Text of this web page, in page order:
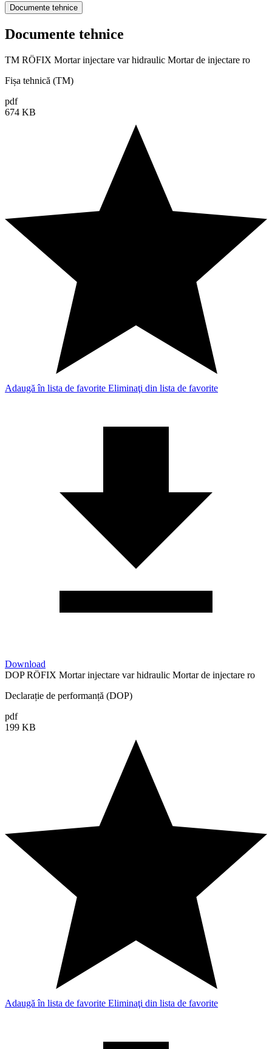
Documente tehnice
Documente tehnice
TM RÖFIX Mortar injectare var hidraulic Mortar de injectare ro
Fișa tehnică (TM)
pdf
674 KB
Adaugă în lista de favorite Eliminaţi din lista de favorite
Download
DOP RÖFIX Mortar injectare var hidraulic Mortar de injectare ro
Declarație de performanță (DOP)
pdf
199 KB
Adaugă în lista de favorite Eliminaţi din lista de favorite